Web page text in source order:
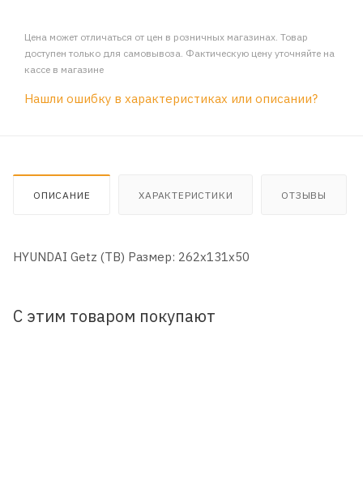
Цена может отличаться от цен в розничных магазинах. Товар
доступен только для самовывоза. Фактическую цену уточняйте на
кассе в магазине
Нашли ошибку в характеристиках или описании?
ОПИСАНИЕ ХАРАКТЕРИСТИКИ ОТЗЫВЫ
HYUNDAI Getz (TB) Размер: 262x131x50
С этим товаром покупают